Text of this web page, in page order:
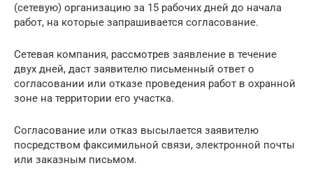
(сетевую) организацию за 15 рабочих дней до начала
работ, на которые запрашивается согласование.
Сетевая компания, рассмотрев заявление в течение
двух дней, даст заявителю письменный ответ о
согласовании или отказе проведения работ в охранной
зоне на территории его участка.
Согласование или отказ высылается заявителю
посредством факсимильной связи, электронной почты
или заказным письмом.